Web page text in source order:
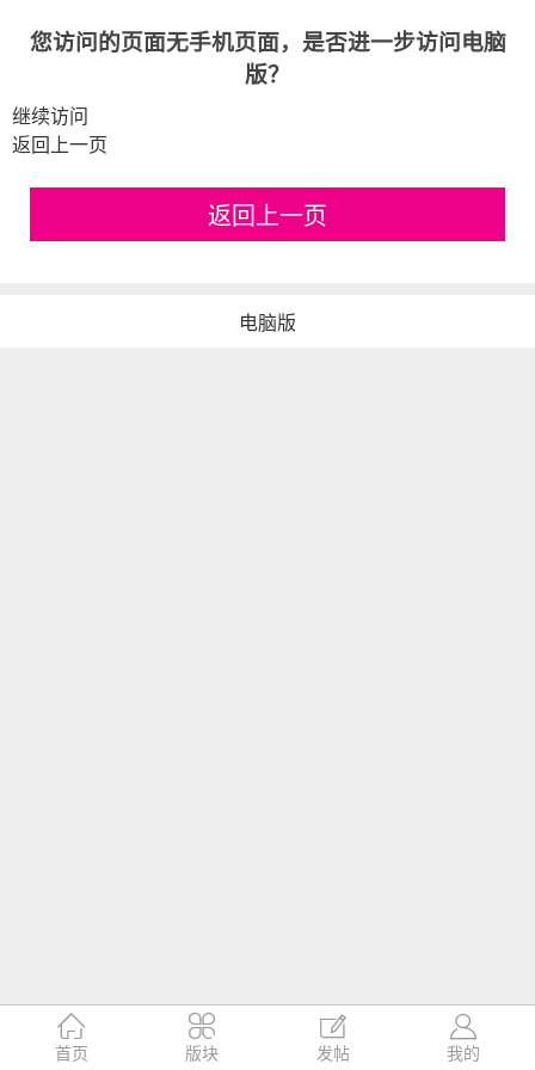
您访问的页面无手机页面，是否进一步访问电脑
版？
继续访问
返回上一页
返回上一页

首页

版块

发帖

我的
电脑版